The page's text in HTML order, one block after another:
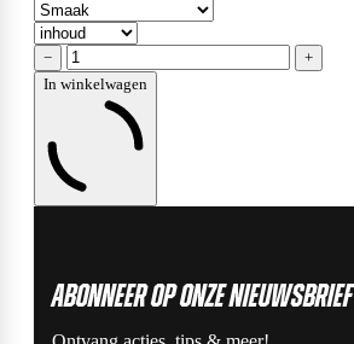
−
+
In winkelwagen
ABonneer op onze nieuwsbrief